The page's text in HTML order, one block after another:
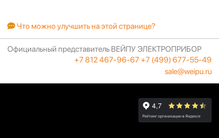
Что можно улучшить на этой странице?
Официальный представитель ВЕЙПУ ЭЛЕКТРОПРИБОР
+7 812 467-96-67 +7 (499) 677-55-49
sale@weipu.ru